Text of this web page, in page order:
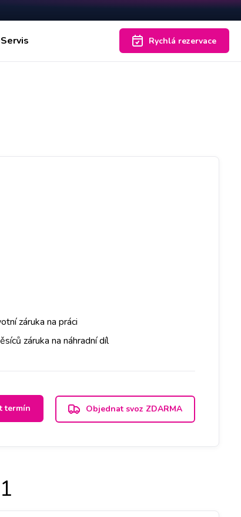
Rychlá rezervace
záruka na práci
záruka na náhradní díl
termín Objednat svoz ZDARMA